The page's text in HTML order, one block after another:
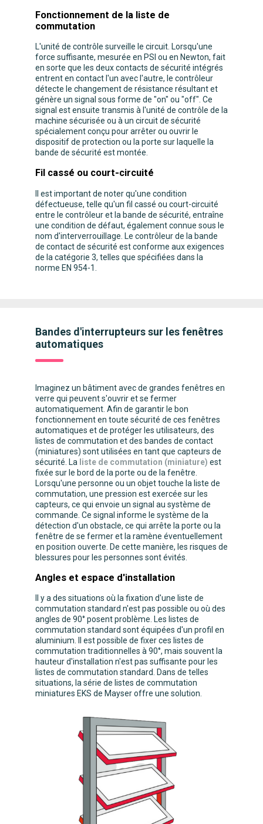
Fonctionnement de la liste de
commutation
L'unité de contrôle surveille le circuit. Lorsqu'une
force suffisante, mesurée en PSI ou en Newton, fait
en sorte que les deux contacts de sécurité intégrés
entrent en contact l'un avec l'autre, le contrôleur
détecte le changement de résistance résultant et
génère un signal sous forme de "on" ou "off". Ce
signal est ensuite transmis à l'unité de contrôle de la
machine sécurisée ou à un circuit de sécurité
spécialement conçu pour arrêter ou ouvrir le
dispositif de protection ou la porte sur laquelle la
bande de sécurité est montée.
Fil cassé ou court-circuité
Il est important de noter qu'une condition
défectueuse, telle qu'un fil cassé ou court-circuité
entre le contrôleur et la bande de sécurité, entraîne
une condition de défaut, également connue sous le
nom d'interverrouillage. Le contrôleur de la bande
de contact de sécurité est conforme aux exigences
de la catégorie 3, telles que spécifiées dans la
norme EN 954-1.
Bandes d'interrupteurs sur les fenêtres
automatiques
Imaginez un bâtiment avec de grandes fenêtres en
verre qui peuvent s'ouvrir et se fermer
automatiquement. Afin de garantir le bon
fonctionnement en toute sécurité de ces fenêtres
automatiques et de protéger les utilisateurs, des
listes de commutation et des bandes de contact
(miniatures) sont utilisées en tant que capteurs de
sécurité. La liste de commutation (miniature) est
fixée sur le bord de la porte ou de la fenêtre.
Lorsqu'une personne ou un objet touche la liste de
commutation, une pression est exercée sur les
capteurs, ce qui envoie un signal au système de
commande. Ce signal informe le système de la
détection d'un obstacle, ce qui arrête la porte ou la
fenêtre de se fermer et la ramène éventuellement
en position ouverte. De cette manière, les risques de
blessures pour les personnes sont évités.
Angles et espace d'installation
Il y a des situations où la fixation d'une liste de
commutation standard n'est pas possible ou où des
angles de 90° posent problème. Les listes de
commutation standard sont équipées d'un profil en
aluminium. Il est possible de fixer ces listes de
commutation traditionnelles à 90°, mais souvent la
hauteur d'installation n'est pas suffisante pour les
listes de commutation standard. Dans de telles
situations, la série de listes de commutation
miniatures EKS de Mayser offre une solution.